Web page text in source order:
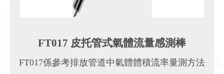
FT017 皮托管式氣體流量感測棒
FT017係參考排放管道中氣體體積流率量測方法